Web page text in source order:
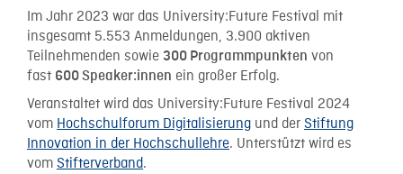
Im Jahr 2023 war das University:Future Festival mit
insgesamt 5.553 Anmeldungen, 3.900 aktiven
Teilnehmenden sowie 300 Programmpunkten von
fast 600 Speaker:innen ein großer Erfolg.
Veranstaltet wird das University:Future Festival 2024
vom Hochschulforum Digitalisierung und der Stiftung
Innovation in der Hochschullehre. Unterstützt wird es
vom Stifterverband.